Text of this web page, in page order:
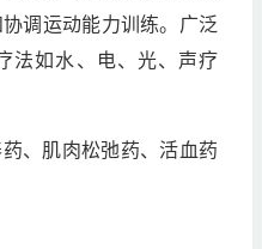
调运动能力训练。广泛
法如水、电、光、声疗
、肌肉松弛药、活血药